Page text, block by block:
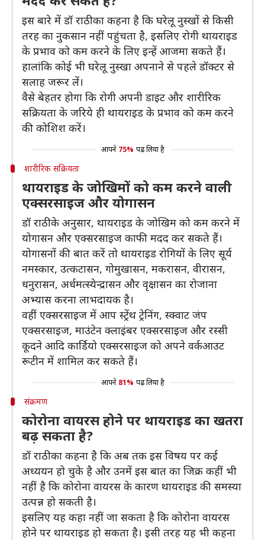
इस बारे में डॉ राठी का कहना है कि घरेलू नुस्खों से किसी
तरह का नुकसान नहीं पहुंचता है, इसलिए रोगी थायराइड
के प्रभाव को कम करने के लिए इन्हें आजमा सकते हैं।
हालांकि कोई भी घरेलू नुस्खा अपनाने से पहले डॉक्टर से
सलाह जरूर लें।
वैसे बेहतर होगा कि रोगी अपनी डाइट और शारीरिक
सक्रियता के जरिये ही थायराइड के प्रभाव को कम करने
की कोशिश करें।
आपने 75% पढ़ लिया है
शारीरिक सक्रियता
थायराइड के जोखिमों को कम करने वाली
एक्सरसाइज और योगासन
डॉ राठी के अनुसार, थायराइड के जोखिम को कम करने में
योगासन और एक्सरसाइज काफी मदद कर सकते हैं।
योगासनों की बात करें तो थायराइड रोगियों के लिए सूर्य
नमस्कार, उत्कटासन, गोमुखासन, मकरासन, वीरासन,
धनुरासन, अर्धमत्स्येन्द्रासन और वृक्षासन का रोजाना
अभ्यास करना लाभदायक है।
वहीं एक्सरसाइज में आप स्ट्रेंथ ट्रेनिंग, स्क्वाट जंप
एक्सरसाइज, माउंटेन क्लाइंबर एक्सरसाइज और रस्सी
कूदने आदि कार्डियो एक्सरसाइज को अपने वर्कआउट
रूटीन में शामिल कर सकते हैं।
आपने 81% पढ़ लिया है
संक्रमण
कोरोना वायरस होने पर थायराइड का खतरा
बढ़ सकता है?
डॉ राठी का कहना है कि अब तक इस विषय पर कई
अध्ययन हो चुके है और उनमें इस बात का जिक्र कहीं भी
नहीं है कि कोरोना वायरस के कारण थायराइड की समस्या
उत्पन्न हो सकती है।
इसलिए यह कहा नहीं जा सकता है कि कोरोना वायरस
होने पर थायराइड हो सकता है। इसी तरह यह भी कहना